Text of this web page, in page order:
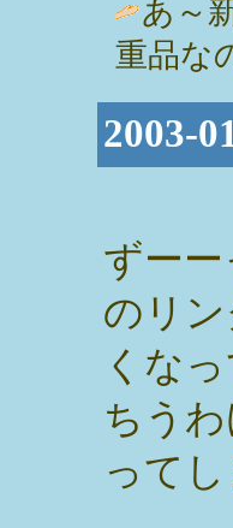
あ～
重品な
2003-
ずー
のリ
くな
ちう
ってし